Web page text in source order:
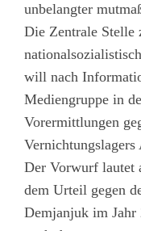
unbelangter
Die Zentrale Stelle
will nach
Mediengruppe in
Vorermittlungen
Der Vorwurf lautet
dem Urteil gegen
Demjanjuk im Jahr